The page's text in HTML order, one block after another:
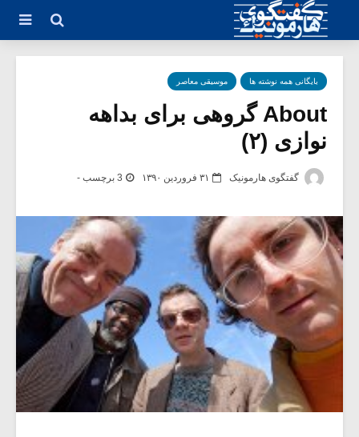
بایگانی همه نوشته ها موسیقی معاصر
About گروهی برای بداهه
نوازی (۲)
گفتگوی هارمونیک ۳۱ فروردین ۱۳۹۰ 3 برچسب -